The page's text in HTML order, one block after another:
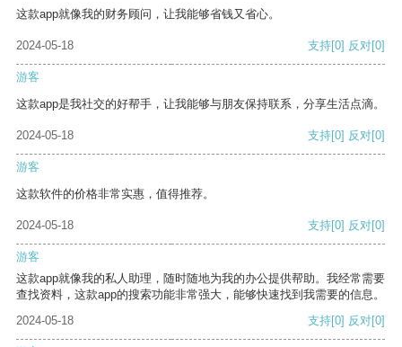
这款app就像我的财务顾问，让我能够省钱又省心。
2024-05-18 支持[0] 反对[0]
游客
这款app是我社交的好帮手，让我能够与朋友保持联系，分享生活点滴。
2024-05-18 支持[0] 反对[0]
游客
这款软件的价格非常实惠，值得推荐。
2024-05-18 支持[0] 反对[0]
游客
这款app就像我的私人助理，随时随地为我的办公提供帮助。我经常需要
查找资料，这款app的搜索功能非常强大，能够快速找到我需要的信息。
2024-05-18
支持[0] 反对[0]